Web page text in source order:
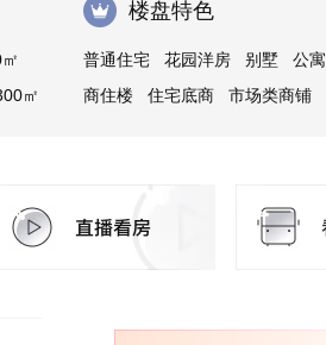
㎡
楼盘特色
普通住宅 花园洋房 别墅
公寓
商住楼
住宅底商
市场类商铺